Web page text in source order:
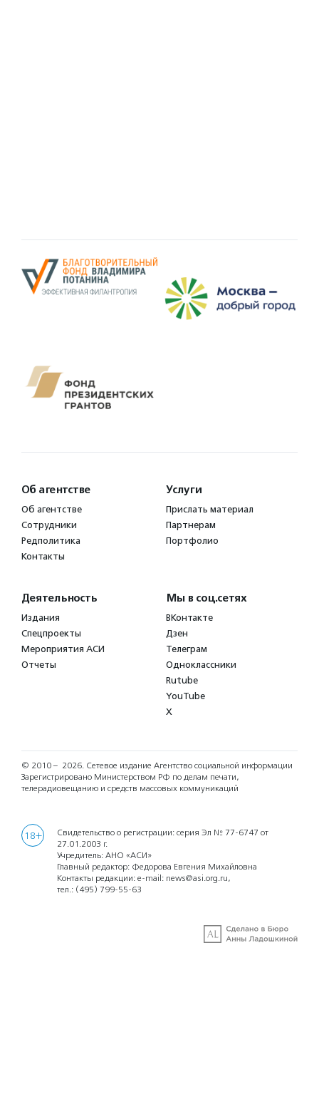
Об агентстве
Об агентстве
Сотрудники
Редполитика
Контакты
Услуги
Прислать материал
Партнерам
Портфолио
Деятельность
Издания
Спецпроекты
Мероприятия АСИ
Отчеты
Мы в соц.сетях
ВКонтакте
Дзен
Телеграм
Одноклассники
Rutube
YouTube
X
© 2010 – 2026. Сетевое издание Агентство социальной информации
Зарегистрировано Министерством РФ по делам печати,
телерадиовещанию и средств массовых коммуникаций
18+
Свидетельство о регистрации: серия Эл № 77-6747 от
27.01.2003 г.
Учредитель: АНО «АСИ»
Главный редактор: Федорова Евгения Михайловна
Контакты редакции: e-mail: news@asi.org.ru,
тел.: (495) 799-55-63